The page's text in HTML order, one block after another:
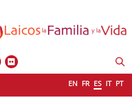
EN FR ES IT PT